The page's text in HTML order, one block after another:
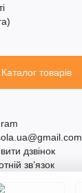
Каталог товарів
дзвінок
зв’язок